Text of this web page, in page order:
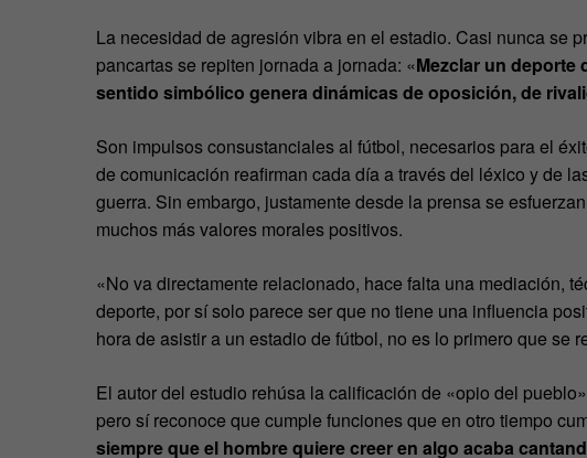
La necesidad de agresión vibra en el estadio. Casi nunca se
pancartas se repiten jornada a jornada: «Mezclar un deporte
sentido simbólico genera dinámicas de oposición, de
Son impulsos consustanciales al fútbol, necesarios para el
de comunicación reafirman cada día a través del léxico y de
guerra. Sin embargo, justamente desde la prensa se
muchos más valores morales positivos.
«No va directamente relacionado, hace falta una mediación,
deporte, por sí solo parece ser que no tiene una influencia
hora de asistir a un estadio de fútbol, no es lo primero que se
El autor del estudio rehúsa la calificación de «opio del
pero sí reconoce que cumple funciones que en otro tiempo
siempre que el hombre quiere creer en algo acaba